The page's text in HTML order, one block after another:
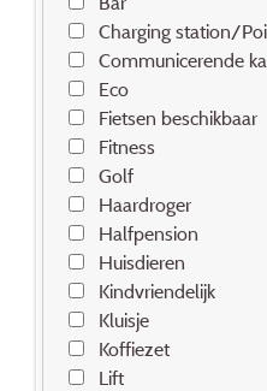
Charging station/
Communicerende
Eco
Fietsen beschikbaar
Fitness
Golf
Haardroger
Halfpension
Huisdieren
Kindvriendelijk
Kluisje
Koffiezet
Lift